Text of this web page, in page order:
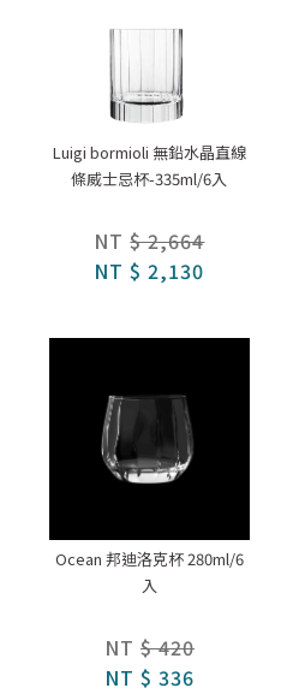
Luigi bormioli 無鉛水晶直線
條威士忌杯-335ml/6入
NT $ 2,664
NT $ 2,130
Ocean 邦迪洛克杯 280ml/6
入
NT $ 420
NT $ 336